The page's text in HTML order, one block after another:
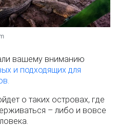
вашему вниманию
и подходящих для
о таких островах, где
– либо и вовсе